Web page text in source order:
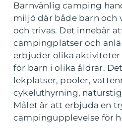
Barnvänlig camping
miljö där både barn och
och trivas. Det innebär
campingplatser och
erbjuder olika
för barn i olika åldrar.
lekplatser, pooler,
cykeluthyrning,
Målet är att erbjuda en
campingupplevelse för